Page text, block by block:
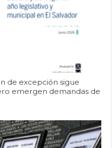
de excepción sigue
emergen demandas de